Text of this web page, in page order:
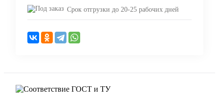
Срок отгрузки до 20-25 рабочих дней